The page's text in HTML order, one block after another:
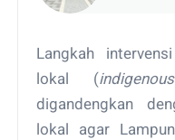
Langkah
lokal (
digandengkan
lokal agar